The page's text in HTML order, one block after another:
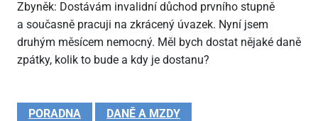
Zbyněk: Dostávám invalidní důchod prvního stupně
a současně pracuji na zkrácený úvazek. Nyní jsem
druhým měsícem nemocný. Měl bych dostat nějaké daně
zpátky, kolik to bude a kdy je dostanu?
PORADNA DANĚ A MZDY